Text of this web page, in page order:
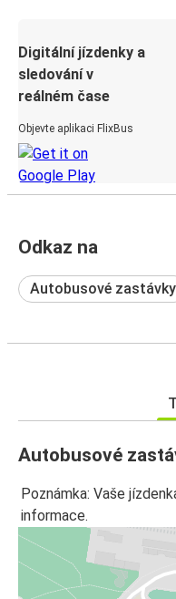
Digitální jízdenky a
sledování v
reálném čase
Objevte aplikaci FlixBus
Odkaz na
Autobusové zastávky
Autobusové
Poznámka: Vaše
informace.